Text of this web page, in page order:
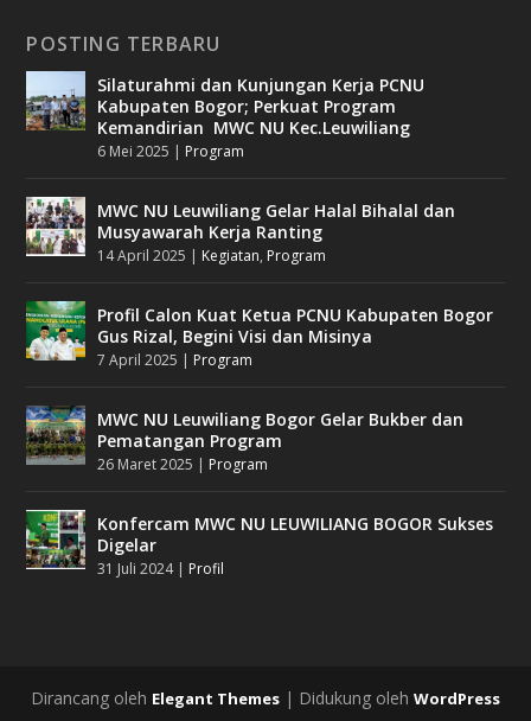
POSTING TERBARU
Silaturahmi dan Kunjungan Kerja PCNU
Kabupaten Bogor; Perkuat Program
Kemandirian MWC NU Kec.Leuwiliang
6 Mei 2025 | Program
MWC NU Leuwiliang Gelar Halal Bihalal dan
Musyawarah Kerja Ranting
14 April 2025 | Kegiatan, Program
Profil Calon Kuat Ketua PCNU Kabupaten Bogor
Gus Rizal, Begini Visi dan Misinya
7 April 2025 | Program
MWC NU Leuwiliang Bogor Gelar Bukber dan
Pematangan Program
26 Maret 2025 | Program
Konfercam MWC NU LEUWILIANG BOGOR Sukses
Digelar
31 Juli 2024| Profil
Dirancang oleh Elegant Themes | Didukung oleh WordPress